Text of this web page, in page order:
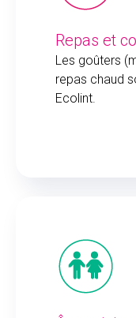
Repas et
Les goûters
repas chaud
Ecolint.